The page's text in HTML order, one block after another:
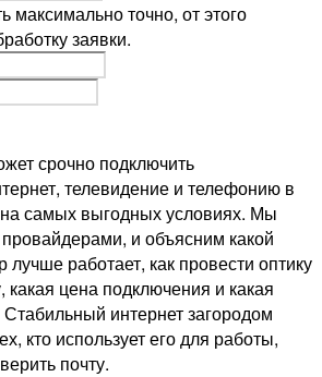
максимально точно, от этого
заявки.
срочно подключить
телевидение и телефонию в
самых выгодных условиях. Мы
и объясним какой
лучше работает, как провести оптику
цена подключения и какая
интернет загородом
кто использует его для работы,
почту.